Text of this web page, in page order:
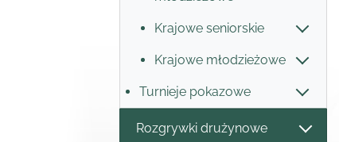
Krajowe seniorskie
Krajowe młodzieżowe
Turnieje pokazowe
Rozgrywki drużynowe